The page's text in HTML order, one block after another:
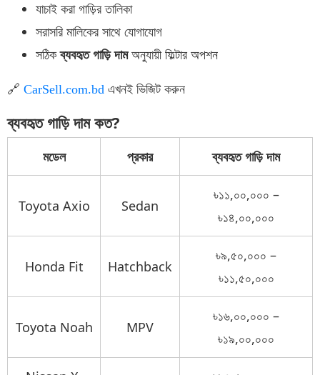
যাচাই করা গাড়ির তালিকা
সরাসরি মালিকের সাথে যোগাযোগ
সঠিকব্যবহৃত গাড়ি দামঅনুযায়ী ফিল্টার অপশন
🔗 CarSell.com.bd এখনই ভিজিট করুন
ব্যবহৃত গাড়ি দাম কত?
মডেল প্রকার ব্যবহৃত গাড়ি দাম
Toyota Axio Sedan
৳১১,০০,০০০ –
৳১৪,০০,০০০
Honda Fit Hatchback
৳৯,৫০,০০০ –
৳১১,৫০,০০০
Toyota Noah MPV
৳১৬,০০,০০০ –
৳১৯,০০,০০০